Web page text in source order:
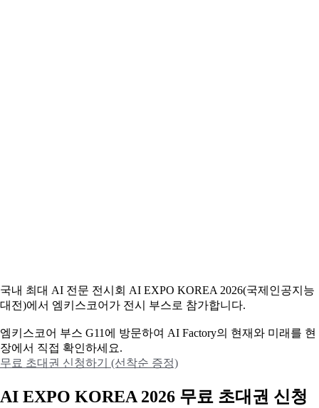
국내 최대 AI 전문 전시회 AI EXPO KOREA 2026(국제인공지능
대전)에서 엠키스코어가 전시 부스로 참가합니다.
엠키스코어 부스 G11에 방문하여 AI Factory의 현재와 미래를 현
장에서 직접 확인하세요.
무료 초대권 신청하기 (선착순 증정)
AI EXPO KOREA 2026 무료 초대권 신청